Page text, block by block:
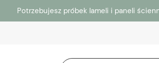
Potrzebujesz próbek lameli i paneli